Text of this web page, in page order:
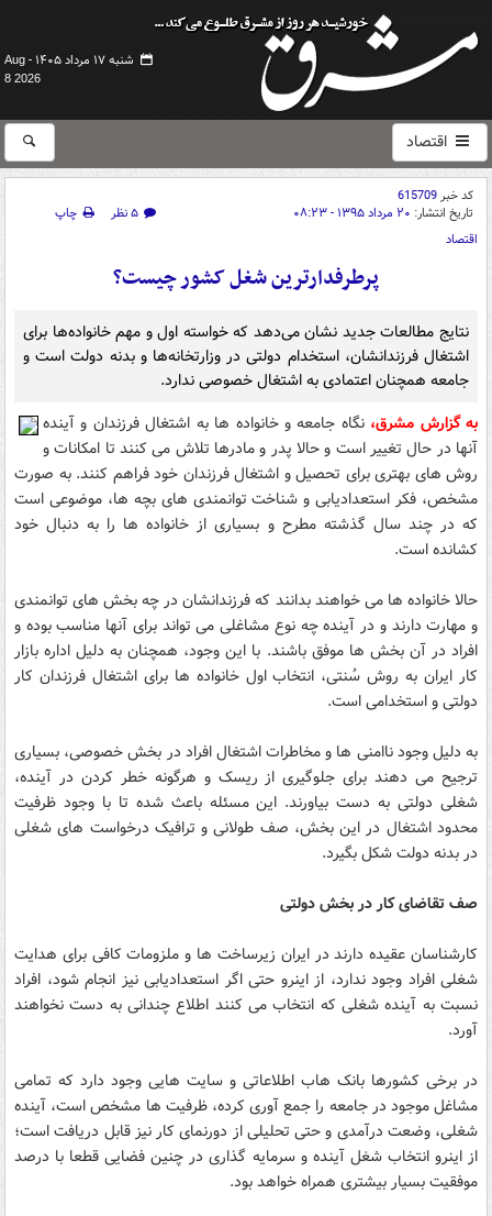
شنبه ۱۷ مرداد ۱۴۰۵ -
Aug
8 2026
اقتصاد
کد خبر615709
تاریخ انتشار: ۲۰ مرداد ۱۳۹۵ - ۰۸:۲۳ ۵ نظر
چاپ
اقتصاد
پرطرفدارترین شغل کشور چیست؟
نتایج مطالعات جدید نشان می‌دهد که خواسته اول و مهم خانواده‌ها برای
اشتغال فرزندانشان، استخدام دولتی در وزارتخانه‌ها و بدنه دولت است و
جامعه همچنان اعتمادی به اشتغال خصوصی ندارد.
به گزارش مشرق، نگاه جامعه و خانواده ها به اشتغال فرزندان و آینده
آنها در حال تغییر است و حالا پدر و مادرها تلاش می کنند تا امکانات و
روش های بهتری برای تحصیل و اشتغال فرزندان خود فراهم کنند. به صورت
مشخص، فکر استعدادیابی و شناخت توانمندی های بچه ها، موضوعی است
که در چند سال گذشته مطرح و بسیاری از خانواده ها را به دنبال خود
کشانده است.
حالا خانواده ها می خواهند بدانند که فرزندانشان در چه بخش های توانمندی
و مهارت دارند و در آینده چه نوع مشاغلی می تواند برای آنها مناسب بوده و
افراد در آن بخش ها موفق باشند. با این وجود، همچنان به دلیل اداره بازار
کار ایران به روش سُنتی، انتخاب اول خانواده ها برای اشتغال فرزندان کار
دولتی و استخدامی است.
به دلیل وجود ناامنی ها و مخاطرات اشتغال افراد در بخش خصوصی، بسیاری
ترجیح می دهند برای جلوگیری از ریسک و هرگونه خطر کردن در آینده،
شغلی دولتی به دست بیاورند. این مسئله باعث شده تا با وجود ظرفیت
محدود اشتغال در این بخش، صف طولانی و ترافیک درخواست های شغلی
در بدنه دولت شکل بگیرد.
صف تقاضای کار در بخش دولتی
کارشناسان عقیده دارند در ایران زیرساخت ها و ملزومات کافی برای هدایت
شغلی افراد وجود ندارد، از اینرو حتی اگر استعدادیابی نیز انجام شود، افراد
نسبت به آینده شغلی که انتخاب می کنند اطلاع چندانی به دست نخواهند
آورد.
در برخی کشورها بانک هاب اطلاعاتی و سایت هایی وجود دارد که تمامی
مشاغل موجود در جامعه را جمع آوری کرده، ظرفیت ها مشخص است، آینده
شغلی، وضعت درآمدی و حتی تحلیلی از دورنمای کار نیز قابل دریافت است؛
از اینرو انتخاب شغل آینده و سرمایه گذاری در چنین فضایی قطعا با درصد
موفقیت بسیار بیشتری همراه خواهد بود.